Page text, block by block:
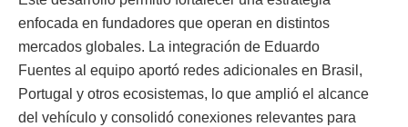
enfocada en fundadores que operan en distintos
mercados globales. La integración de Eduardo
Fuentes al equipo aportó redes adicionales en Brasil,
Portugal y otros ecosistemas, lo que amplió el alcance
del vehículo y consolidó conexiones relevantes para